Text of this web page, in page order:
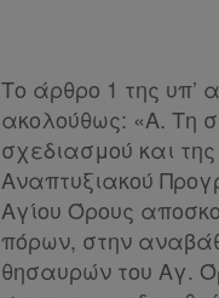
Το άρθρο 1 της υπ’
ακολούθως: «Α. Τη
σχεδιασμού και της
Αναπτυξιακού
Αγίου Όρους
πόρων, στην
θησαυρών του Αγ.